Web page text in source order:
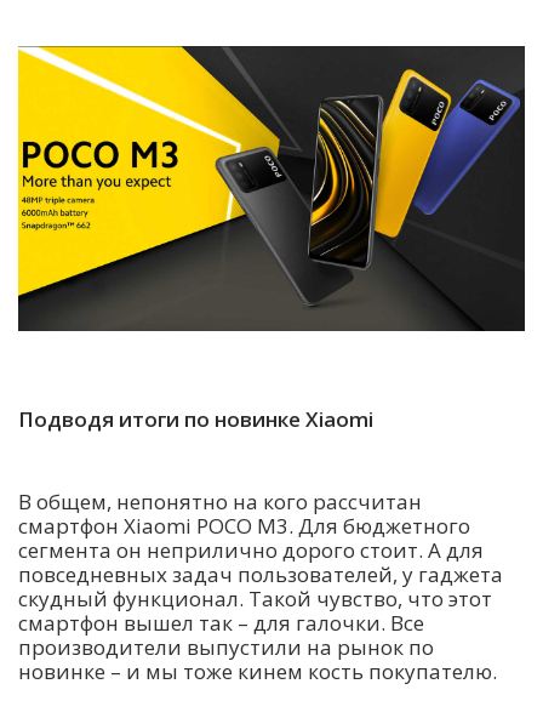
Подводя итоги по новинке Xiaomi
В общем, непонятно на кого рассчитан
смартфон Xiaomi POCO M3. Для бюджетного
сегмента он неприлично дорого стоит. А для
повседневных задач пользователей, у гаджета
скудный функционал. Такой чувство, что этот
смартфон вышел так – для галочки. Все
производители выпустили на рынок по
новинке – и мы тоже кинем кость покупателю.